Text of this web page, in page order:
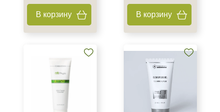
В корзину В корзину